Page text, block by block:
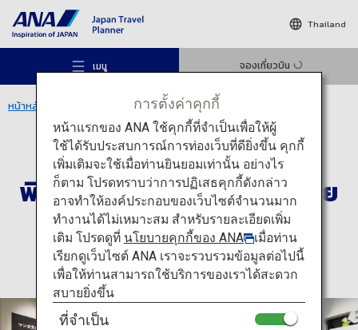
Thailand
เมนู จองเที่ยวบิน
สถานที่แนะนำ
ไอเดียท่องเที่ยว
เส้นทาง
หน้าหลัก พิพิธภัณฑ์ศิลปะการ์ตูนญี่ปุ่นโยโคเตะ มาซึดะ
วัฒนธรรม อาคิตะ
พิพิธภัณฑ์ศิลปะการ์ตูนญี่ปุ่นโย
โคเตะ มาซึดะ
การตั้งค่าคุกกี้
หน้าแรกของ ANA ใช้คุกกี้ที่จำเป็นเพื่อให้ผู้
ใช้ได้รับประสบการณ์การท่องเว็บที่ดียิ่งขึ้น คุกกี้
เพิ่มเติมจะใช้เมื่อท่านยินยอมเท่านั้น อย่างไร
ก็ตาม โปรดทราบว่าการปฏิเสธคุกกี้ดังกล่าว
อาจทำให้องค์ประกอบของเว็บไซต์จำนวนมาก
ทำงานได้ไม่เหมาะสม สำหรับรายละเอียดเพิ่ม
เติม โปรดดูที่ นโยบายคุกกี้ของ ANA
เมื่อท่าน
เรียกดูเว็บไซต์ ANA เราจะรวบรวมข้อมูลต่อไปนี้
เพื่อให้ท่านสามารถใช้บริการของเราได้สะดวก
สบายยิ่งขึ้น
ที่จำเป็น